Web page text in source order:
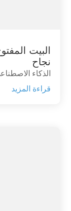
نجاح
الذكاء
قراءة المزيد